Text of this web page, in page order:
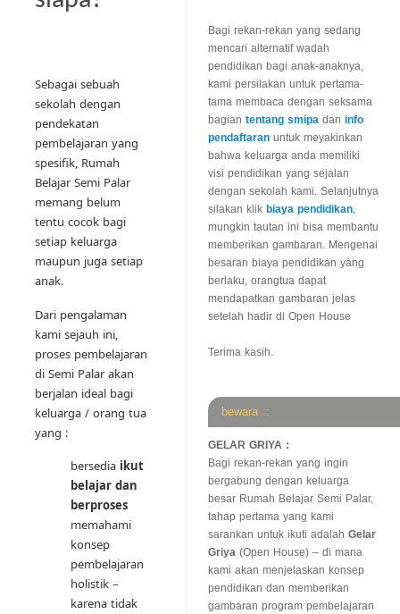
Sebagai sebuah
sekolah dengan
pendekatan
pembelajaran yang
spesifik, Rumah
Belajar Semi Palar
memang belum
tentu cocok bagi
setiap keluarga
maupun juga setiap
anak.
Dari pengalaman
kami sejauh ini,
proses pembelajaran
di Semi Palar akan
berjalan ideal bagi
keluarga / orang tua
yang :
bersedia ikut
belajar dan
berproses
memahami
konsep
pembelajaran
holistik –
karena tidak
Bagi rekan-rekan yang sedang
mencari alternatif wadah
pendidikan bagi anak-anaknya,
kami persilakan untuk pertama-
tama membaca dengan seksama
bagian tentang smipa dan info
pendaftaran untuk meyakinkan
bahwa keluarga anda memiliki
visi pendidikan yang sejalan
dengan sekolah kami. Selanjutnya
silakan klik biaya pendidikan,
mungkin tautan ini bisa membantu
memberikan gambaran. Mengenai
besaran biaya pendidikan yang
berlaku, orangtua dapat
mendapatkan gambaran jelas
setelah hadir di Open House
Terima kasih.
bewara ::
GELAR GRIYA :
Bagi rekan-rekan yang ingin
bergabung dengan keluarga
besar Rumah Belajar Semi Palar,
tahap pertama yang kami
sarankan untuk ikuti adalah Gelar
Griya (Open House) – di mana
kami akan menjelaskan konsep
pendidikan dan memberikan
gambaran program pembelajaran